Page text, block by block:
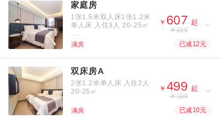
家庭房
1张1.5米双人床1张1.2米
单人床 入住3人 20-25㎡ ￥  
起
￥619
满房 已减12元
双床房A
2张1.2米单人床 入住2人
20-25㎡
￥ 
起
￥509
满房 已减10元